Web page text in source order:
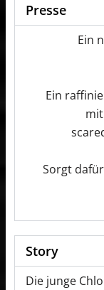
Presse
Ein
Ein
Sorgt
Story
Die junge